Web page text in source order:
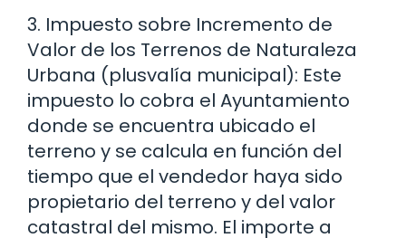
3. Impuesto sobre Incremento de
Valor de los Terrenos de Naturaleza
Urbana (plusvalía municipal): Este
impuesto lo cobra el Ayuntamiento
donde se encuentra ubicado el
terreno y se calcula en función del
tiempo que el vendedor haya sido
propietario del terreno y del valor
catastral del mismo. El importe a